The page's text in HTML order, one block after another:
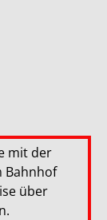
mit der
Bahnhof
über